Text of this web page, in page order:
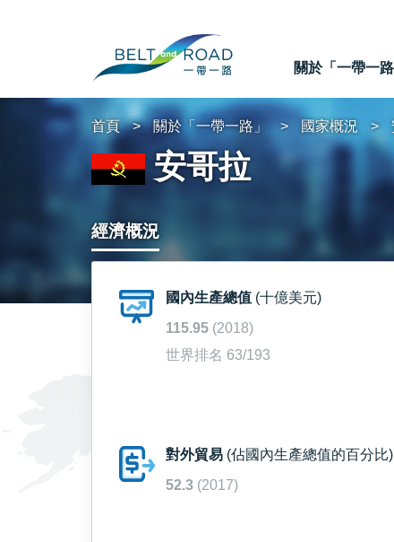
關於「一帶一路
首頁 關於「一帶一路」 國家概況
安哥拉
經濟概況
國內生產總值 (十億美元)
115.95 (2018)
世界排名 63/193
對外貿易 (佔國內生產總值的百分比)
52.3 (2017)